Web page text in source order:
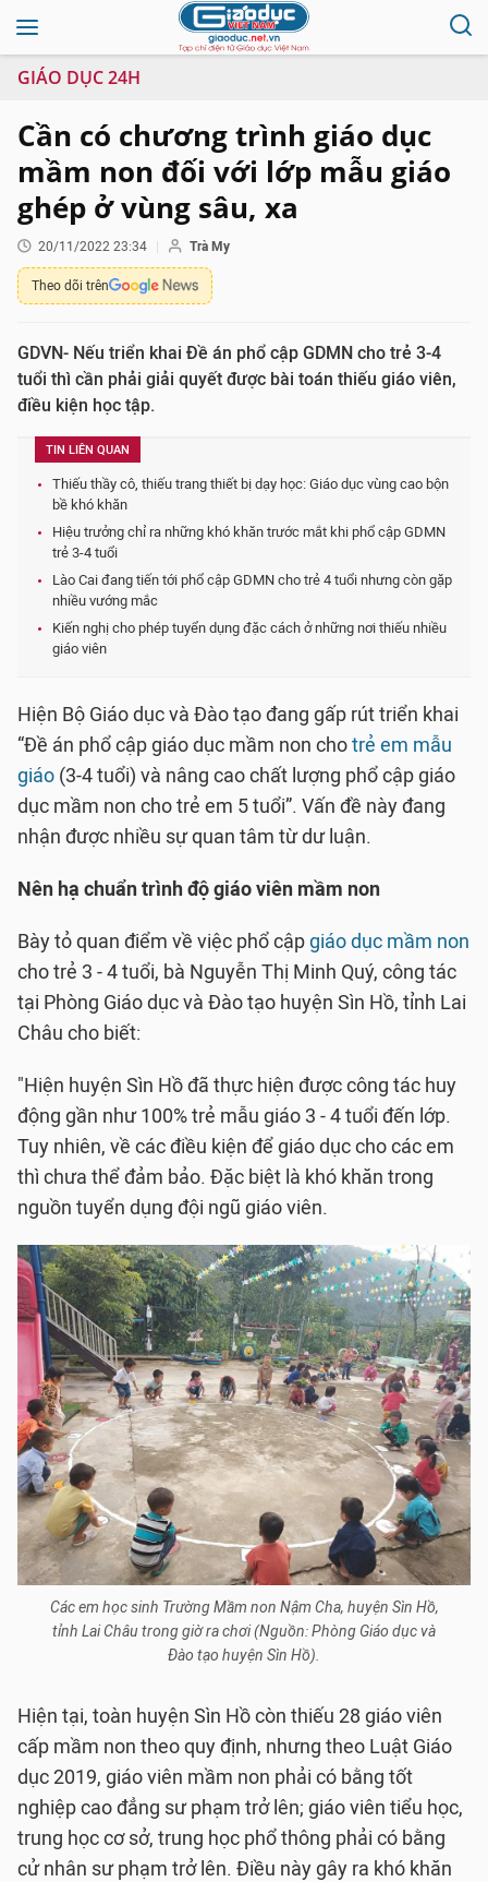
GIÁO DỤC 24H
Cần có chương trình giáo dục
mầm non đối với lớp mẫu giáo
ghép ở vùng sâu, xa
20/11/2022 23:34 Trà My
Theo dõi trên
GDVN- Nếu triển khai Đề án phổ cập GDMN cho trẻ 3-4
tuổi thì cần phải giải quyết được bài toán thiếu giáo viên,
điều kiện học tập.
TIN LIÊN QUAN
Thiếu thầy cô, thiếu trang thiết bị dạy học: Giáo dục vùng cao bộn
bề khó khăn
Hiệu trưởng chỉ ra những khó khăn trước mắt khi phổ cập GDMN
trẻ 3-4 tuổi
Lào Cai đang tiến tới phổ cập GDMN cho trẻ 4 tuổi nhưng còn gặp
nhiều vướng mắc
Kiến nghị cho phép tuyển dụng đặc cách ở những nơi thiếu nhiều
giáo viên
Hiện Bộ Giáo dục và Đào tạo đang gấp rút triển khai
“Đề án phổ cập giáo dục mầm non chotrẻ em mẫu
giáo (3-4 tuổi) và nâng cao chất lượng phổ cập giáo
dục mầm non cho trẻ em 5 tuổi”. Vấn đề này đang
nhận được nhiều sự quan tâm từ dư luận.
Nên hạ chuẩn trình độ giáo viên mầm non
Bày tỏ quan điểm về việc phổ cậpgiáo dục mầm non
cho trẻ 3 - 4 tuổi, bà Nguyễn Thị Minh Quý, công tác
tại Phòng Giáo dục và Đào tạo huyện Sìn Hồ, tỉnh Lai
Châu cho biết:
"Hiện huyện Sìn Hồ đã thực hiện được công tác huy
động gần như 100% trẻ mẫu giáo 3 - 4 tuổi đến lớp.
Tuy nhiên, về các điều kiện để giáo dục cho các em
thì chưa thể đảm bảo. Đặc biệt là khó khăn trong
nguồn tuyển dụng đội ngũ giáo viên.
Các em học sinh Trường Mầm non Nậm Cha, huyện Sìn Hồ,
tỉnh Lai Châu trong giờ ra chơi (Nguồn: Phòng Giáo dục và
Đào tạo huyện Sìn Hồ).
Hiện tại, toàn huyện Sìn Hồ còn thiếu 28 giáo viên
cấp mầm non theo quy định, nhưng theo Luật Giáo
dục 2019, giáo viên mầm non phải có bằng tốt
nghiệp cao đẳng sư phạm trở lên; giáo viên tiểu học,
trung học cơ sở, trung học phổ thông phải có bằng
cử nhân sư phạm trở lên. Điều này gây ra khó khăn